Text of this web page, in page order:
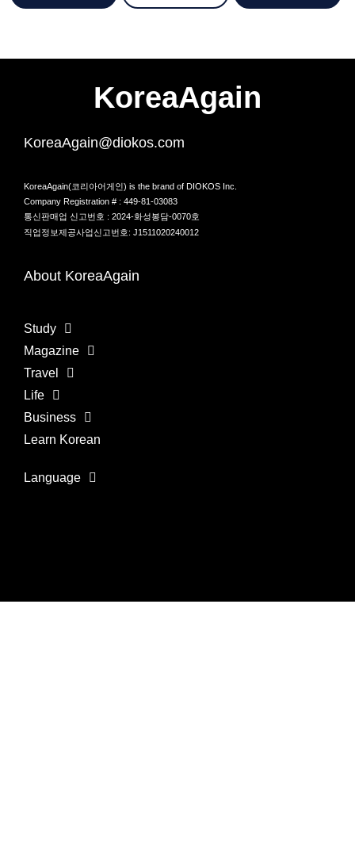
KoreaAgain
KoreaAgain@diokos.com
KoreaAgain(코리아어게인) is the brand of DIOKOS Inc.
Company Registration # : 449-81-03083
통신판매업 신고번호 : 2024-화성봉담-0070호
직업정보제공사업신고번호: J1511020240012
About KoreaAgain
Study
Magazine
Travel
Life
Business
Learn Korean
Language